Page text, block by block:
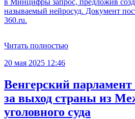
в Минцифры запрос, предложив
называемый нейросуд. Документ
360.ru.
Читать полностью
20 мая 2025 12:46
Венгерский парламент
за выход страны из
уголовного суда